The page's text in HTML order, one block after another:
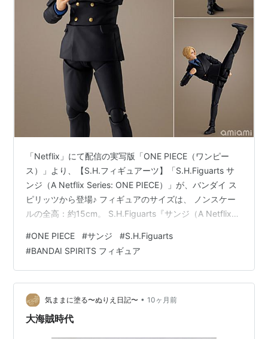
「Netflix」にて配信の実写版「ONE PIECE（ワンピー
ス）」より、【S.H.フィギュアーツ】「S.H.Figuarts サ
ンジ（A Netflix Series: ONE PIECE）」が、バンダイ ス
ピリッツから登場♪ フィギュアのサイズは、 ノンスケー
ルの全高：約15cm。 S.H.Figuarts『サンジ（A Netflix
ピリッツより2026年10月発売の予定です♪ 【Amazon】
ONE PIECEカード『ブースターパック 神の島の冒険
【OP-15】』【バンダイ】 【Amazon】S.H.Figuarts…
#ONE PIECE #サンジ #S.H.Figuarts
#BANDAI SPIRITS フィギュア
気ままに塗る〜ぬりえ日記〜 • 10ヶ月前
大海賊時代